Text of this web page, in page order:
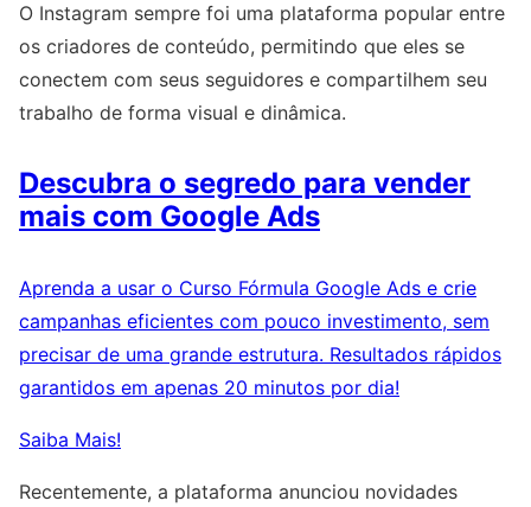
O Instagram sempre foi uma plataforma popular entre
os criadores de conteúdo, permitindo que eles se
conectem com seus seguidores e compartilhem seu
trabalho de forma visual e dinâmica.
Descubra o segredo para vender
mais com Google Ads
Aprenda a usar o Curso Fórmula Google Ads e crie
campanhas eficientes com pouco investimento, sem
precisar de uma grande estrutura. Resultados rápidos
garantidos em apenas 20 minutos por dia!
Saiba Mais!
Recentemente, a plataforma anunciou novidades